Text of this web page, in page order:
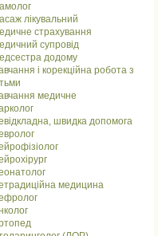
лікувальний
страхування
супровід
додому
і корекційна робота з
медичне
швидка допомога
медицина